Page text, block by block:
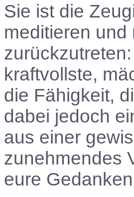
Sie ist die
meditieren
kraftvollste,
die Fähigkeit,
dabei jedoch
aus einer
zunehmendes
eure